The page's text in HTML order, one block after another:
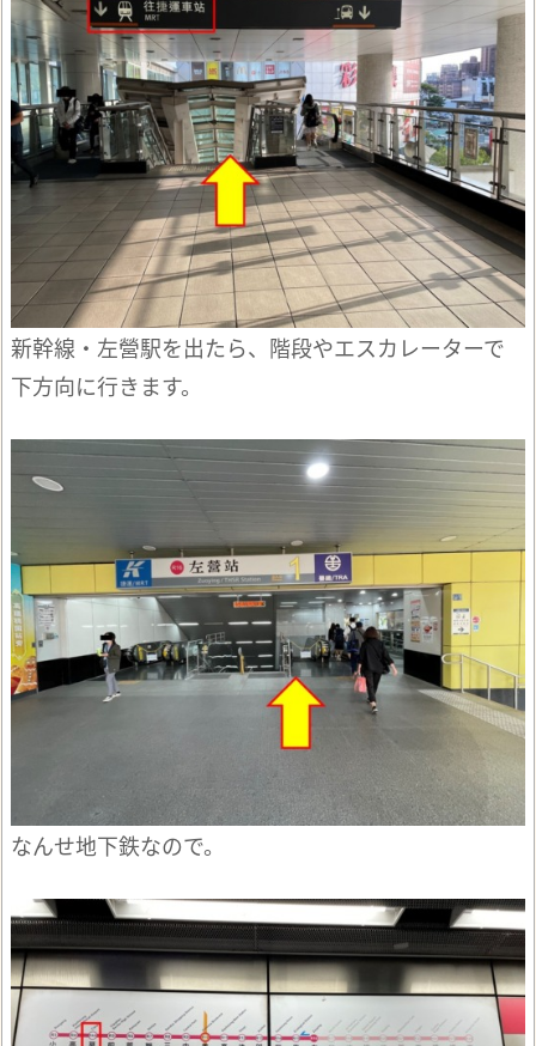
新幹線・左營駅を出たら、階段やエスカレーターで
下方向に行きます。
なんせ地下鉄なので。